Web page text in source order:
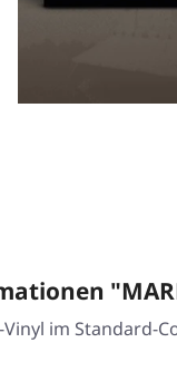
im Standard-